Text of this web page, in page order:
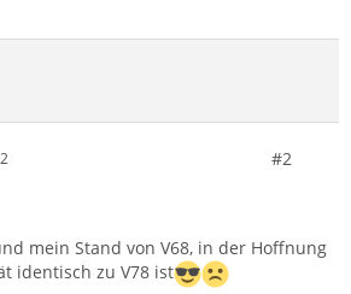
#2
mein Stand von V68, in der Hoffnung
identisch zu V78 ist